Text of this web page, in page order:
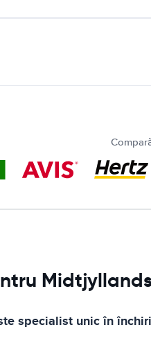
specialist unic în